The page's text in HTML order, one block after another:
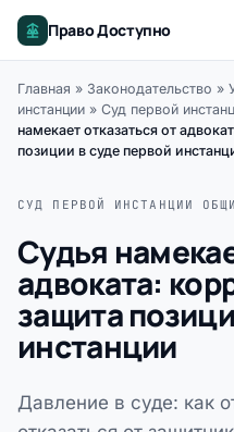
Право Доступно
Главная » Законодательство »
инстанции » Суд первой
намекает отказаться от
позиции в суде первой
СУД ПЕРВОЙ ИНСТАНЦИИ
Судья
адвоката:
защита
инстанции
Давление в суде: как